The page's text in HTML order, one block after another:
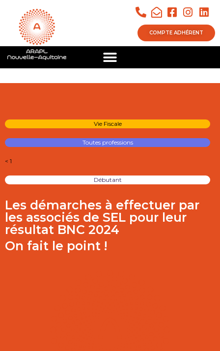
COMPTE ADHÉRENT
Vie Fiscale
Toutes professions
< 1
Débutant
Les démarches à effectuer par
les associés de SEL pour leur
résultat BNC 2024
On fait le point !